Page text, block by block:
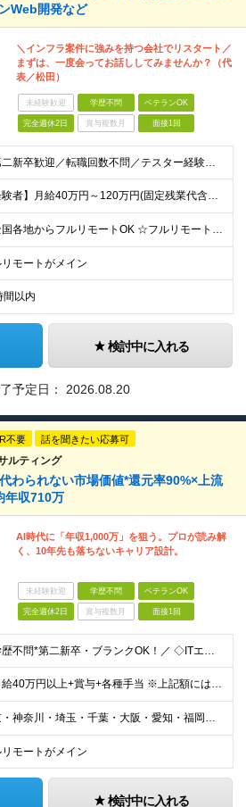
Web開発など
＼インフラ案件に強みを持つ会社でリスタート／
まずは、一度会ってお話ししてみませんか？（代
表／松田）
未経験歓迎 学歴不問 ベテランOK
完全週休2日 賞与複数月 面接1回
＝第二新卒歓迎／転職回数不問／テスター経験のみでもOK＝ ■学歴不問 ■ブランクOK ■エンジニアとしての実務経験1年以上 ※開発・インフラ・工程・言語は不問 ※テスター、運用保守経験のみの方も歓迎
【経験者】月給40万円～120万円(固定残業代含む)+各種手当 ★前職給与の総収入額を100％保証｜還元率83％〜 ※固定残業代は、時間外労働の有無に関わらず30時間分を、月5万8000円～15万7
☆全国各地からフルリモートOK ☆フルリモートの社員が約8割！ ※希望をヒアリングした上で決定します 現在100名の社員のうち、約80名がフルリモートで活躍中。 一都三県、大阪、福岡、札幌、名古屋な
リモートがメイン
間以内
検討中に入れる
予定日： 2026.08.20
不要 話を聞きたい応募可
ルティング
わられない市場価値*還元率90%×上流
年収710万
AI時代に「年収1,000万」を狙う。プロが読み解
く、10年先も落ちないキャリア設計。
未経験歓迎 学歴不問 ベテランOK
完全週休2日 賞与複数月 面接1回
＼学歴不問*第二新卒・ブランクOK！／ ◇ITエンジニアとして、1年以上の経験をお持ちの方 ※分野、プロジェクト規模は問いません。 ※未経験の方も意欲があればご応募いただけますが、条件面は異なる場合
◆月給40万円以上+賞与+各種手当 ※上記額には固定残業代30時間分（7万6807円～）を含む ※超過分は別途支給します ※試用期間6ヶ月（期間中の給与・待遇の差異はありません） ◆月給21万円以上
東京・神奈川・埼玉・千葉・大阪・愛知・福岡を中心に、全国のクライアント案件にて募集。 案件はすべて選択制なので、「自分に合った働き方」を実現できます。 なお、経験を積むことでご紹介できる案件の幅も広が
リモートがメイン
検討中に入れる